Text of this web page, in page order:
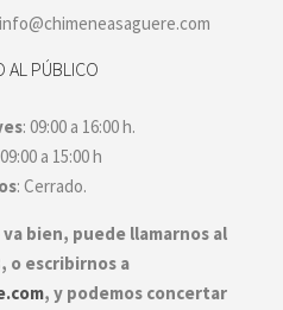
AL PÚBLICO
: 09:00 a 16:00 h.
a 15:00 h
: Cerrado.
bien, puede llamarnos al
o escribirnos a
, y podemos concertar